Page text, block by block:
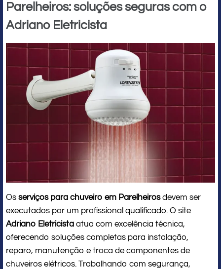
Parelheiros: soluções seguras com o
Adriano Eletricista
Os serviços para chuveiro em Parelheirosdevem ser
executados por um profissional qualificado. O site
Adriano Eletricista atua com excelência técnica,
oferecendo soluções completas para instalação,
reparo, manutenção e troca de componentes de
chuveiros elétricos. Trabalhando com segurança,